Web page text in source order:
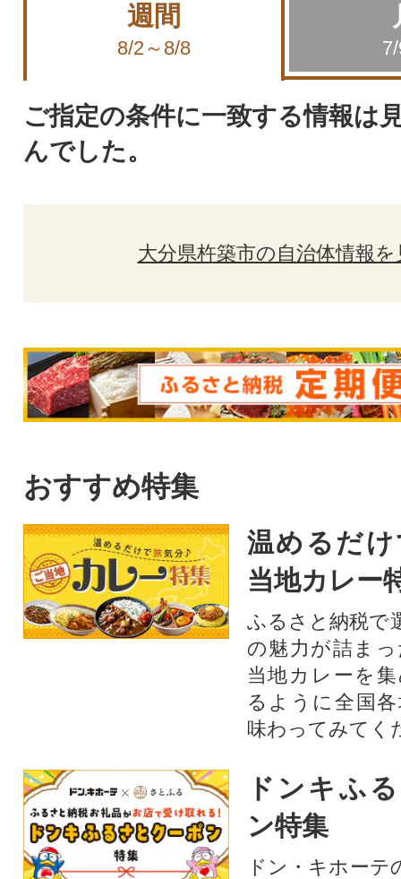
週間
8/2～8/8
ご指定の条件に一致する情報は
んでした。
大分県杵築市の自治体情報を
おすすめ特集
温めるだ
当地カレー
ふるさと納税で
の魅力が詰ま
当地カレーを
るように全国
味わってみてく
ドンキふ
ン特集
ドン・キホーテ